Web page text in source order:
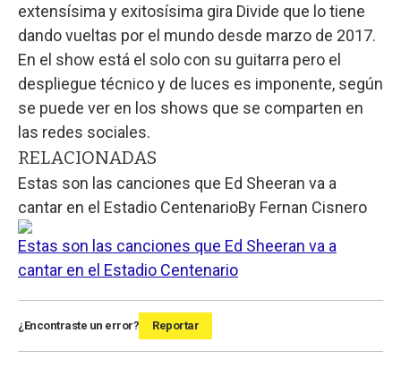
extensísima y exitosísima gira Divide que lo tiene
dando vueltas por el mundo desde marzo de 2017.
En el show está el solo con su guitarra pero el
despliegue técnico y de luces es imponente, según
se puede ver en los shows que se comparten en
las redes sociales.
RELACIONADAS
Estas son las canciones que Ed Sheeran va a
cantar en el Estadio CentenarioBy Fernan Cisnero
Estas son las canciones que Ed Sheeran va a
cantar en el Estadio Centenario
¿Encontraste un error? Reportar